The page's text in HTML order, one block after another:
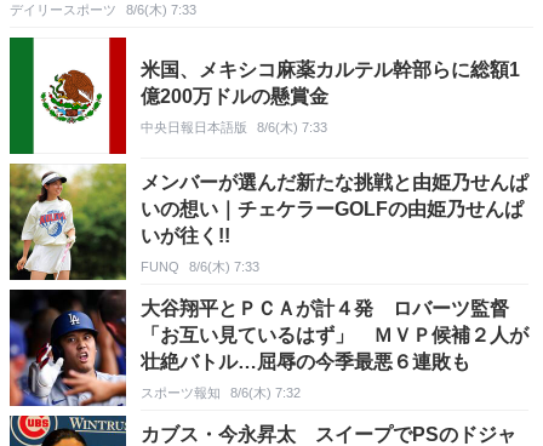
デイリースポーツ 8/6(木) 7:33
米国、メキシコ麻薬カルテル幹部らに総額1
億200万ドルの懸賞金
中央日報日本語版 8/6(木) 7:33
メンバーが選んだ新たな挑戦と由姫乃せんぱ
いの想い｜チェケラーGOLFの由姫乃せんぱ
いが往く!!
FUNQ 8/6(木) 7:33
大谷翔平とＰＣＡが計４発 ロバーツ監督
「お互い見ているはず」 ＭＶＰ候補２人が
壮絶バトル…屈辱の今季最悪６連敗も
スポーツ報知 8/6(木) 7:32
カブス・今永昇太 スイープでPSのドジャ